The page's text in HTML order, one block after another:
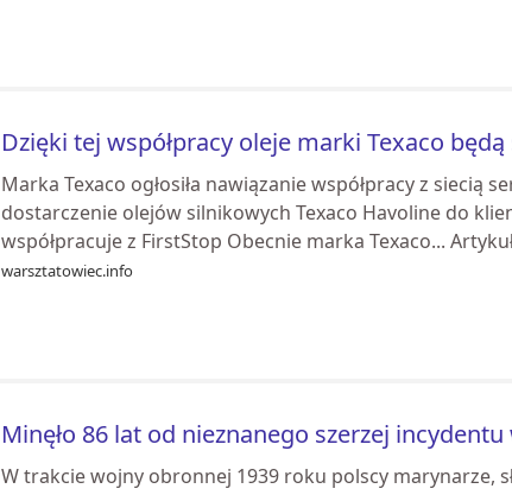
Dzięki tej współpracy oleje marki Texaco
Marka Texaco ogłosiła nawiązanie współpracy z siecią
dostarczenie olejów silnikowych Texaco Havoline do
współpracuje z FirstStop Obecnie marka Texaco...
warsztatowiec.info
Minęło 86 lat od nieznanego szerzej
W trakcie wojny obronnej 1939 roku polscy marynarze,